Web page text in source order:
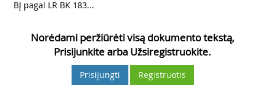
BĮ pagal LR BK 183...
Norėdami peržiūrėti visą dokumento tekstą,
Prisijunkite arba Užsiregistruokite.
Prisijungti Registruotis